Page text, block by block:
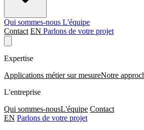
Qui sommes-nous L'équipe
Contact EN Parlons de votre projet
Expertise
Applications métier sur mesureNotre
L'entreprise
Qui sommes-nousL'équipe Contact
EN Parlons de votre projet